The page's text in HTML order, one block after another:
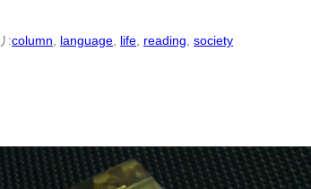
:column language life reading society